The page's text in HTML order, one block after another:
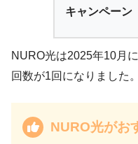
キャンペーン
NURO光は2025年10月
回数が1回になりました。
NURO光がお